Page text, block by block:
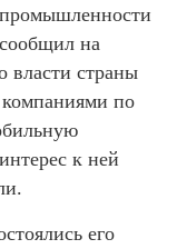
на
власти страны
по
к ней
его